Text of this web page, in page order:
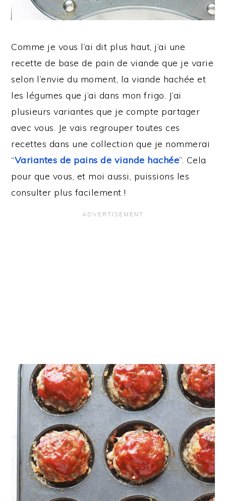
Comme je vous l’ai dit plus haut, j’ai une
recette de base de pain de viande que je varie
selon l’envie du moment, la viande hachée et
les légumes que j’ai dans mon frigo. J’ai
plusieurs variantes que je compte partager
avec vous. Je vais regrouper toutes ces
recettes dans une collection que je nommerai
“Variantes de pains de viande hachée”. Cela
pour que vous, et moi aussi, puissions les
consulter plus facilement !